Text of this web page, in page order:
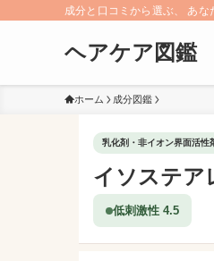
成分と口コミから選ぶ、 あな
ヘアケア図鑑
ホーム 成分図鑑
乳化剤・非イオン界面活性
イソステア
低刺激性 4.5